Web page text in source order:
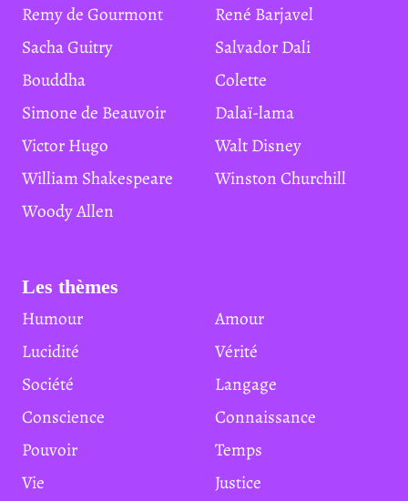
Remy de Gourmont
René Barjavel
Sacha Guitry
Salvador Dali
Bouddha
Colette
Simone de Beauvoir
Dalaï-lama
Victor Hugo
Walt Disney
William Shakespeare
Winston Churchill
Woody Allen
Les thèmes
Humour
Amour
Lucidité
Vérité
Société
Langage
Conscience
Connaissance
Pouvoir
Temps
Vie
Justice